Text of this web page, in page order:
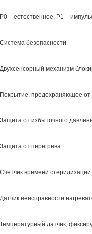
Р0 – естественное, Р1 –
Система безопасности
Двухсенсорный механизм
Покрытие, предохраняющее от
Защита от избыточного
Защита от перегрева
Счетчик времени стерилизации
Датчик неисправности
Температурный датчик,